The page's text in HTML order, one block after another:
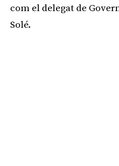
com el delegat de
Solé.